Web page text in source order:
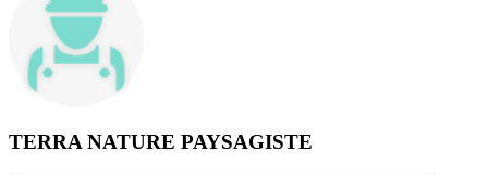
TERRA NATURE PAYSAGISTE